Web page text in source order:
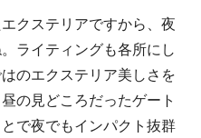
クステリアですから、夜
ライティングも各所にし
のエクステリア美しさを
の見どころだったゲート
で夜でもインパクト抜群